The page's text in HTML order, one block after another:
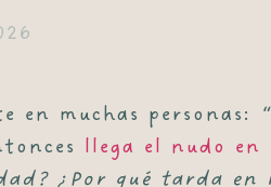
en muchas personas:
llega el nudo en
¿Por qué tarda